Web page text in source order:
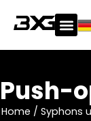
Push-
Home / Syphons